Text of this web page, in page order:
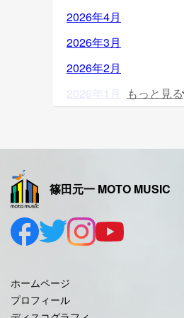
2026年4月
2026年3月
2026年2月
2026年1月
2025年9月
2025年8月
2025年7月
2025年5月
もっと見る
篠田元一 MOTO MUSIC
ホームページ
プロフィール